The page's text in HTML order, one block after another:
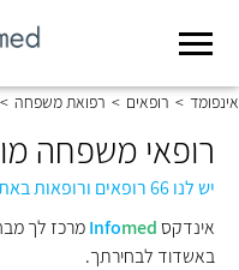
אינפומד > רופאים > רפואת משפחה >
רופאי משפחה
יש לנו 66 רופאים ורופאות באתר
אינדקס
Infomed
מרכז לך
באשדוד לבחירתך.